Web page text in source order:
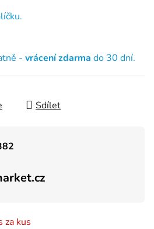
- vrácení zdarma do 30 dní.
Sdílet
za kus